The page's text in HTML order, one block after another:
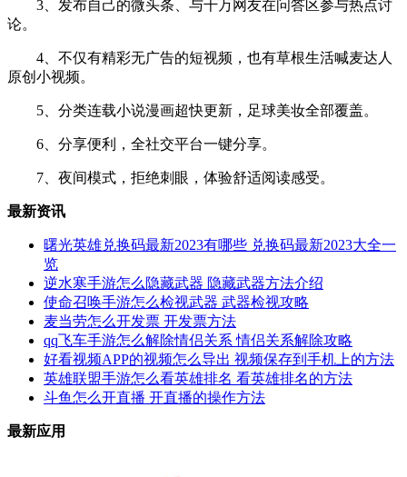
3、发布自己的微头条、与千万网友在问答区参与热点讨
论。
4、不仅有精彩无广告的短视频，也有草根生活喊麦达人
原创小视频。
5、分类连载小说漫画超快更新，足球美妆全部覆盖。
6、分享便利，全社交平台一键分享。
7、夜间模式，拒绝刺眼，体验舒适阅读感受。
最新资讯
曙光英雄兑换码最新2023有哪些 兑换码最新2023大全一
览
逆水寒手游怎么隐藏武器 隐藏武器方法介绍
使命召唤手游怎么检视武器 武器检视攻略
麦当劳怎么开发票 开发票方法
qq飞车手游怎么解除情侣关系 情侣关系解除攻略
好看视频APP的视频怎么导出 视频保存到手机上的方法
英雄联盟手游怎么看英雄排名 看英雄排名的方法
斗鱼怎么开直播 开直播的操作方法
最新应用